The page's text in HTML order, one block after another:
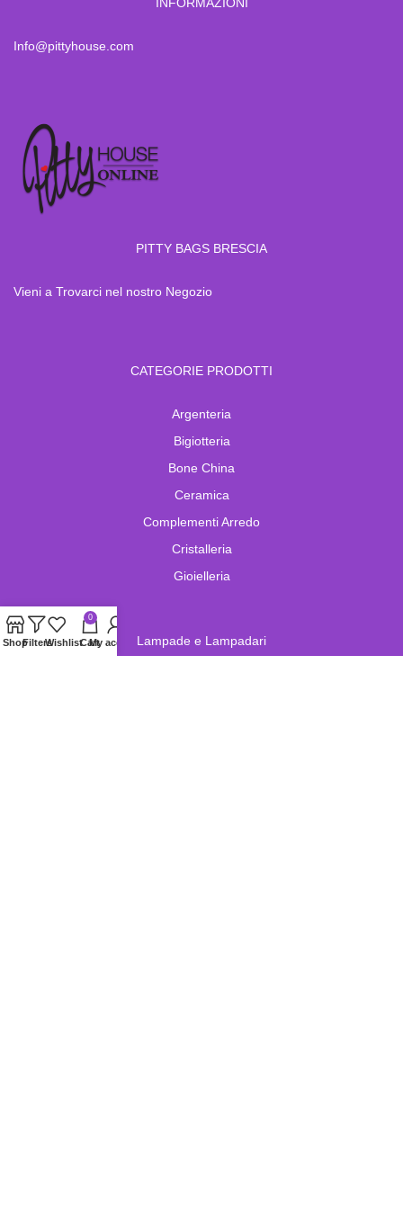
Info@pittyhouse.com
PITTY BAGS BRESCIA
Vieni a Trovarci nel nostro Negozio
CATEGORIE PRODOTTI
Argenteria
Bigiotteria
Bone China
Ceramica
Complementi Arredo
Cristalleria
Gioielleria
Lampade e Lampadari
ShopFiltersWishlist
0
CartMy account